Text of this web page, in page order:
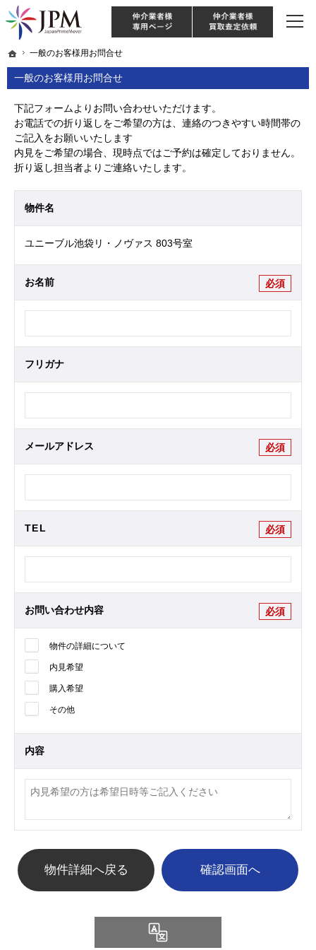
ホーム
一般のお客様用お問合せ
一般のお客様用お問合せ
東京・神奈川・埼玉・千葉のリノベーション住宅や中古マンションを手がける会
【物件買取強化中！】リノベーション住宅・不動産・中古マンションならJPM
下記フォームよりお問い合わせいただけます。
お電話での折り返しをご希望の方は、連絡のつきやすい時間帯の
ご記入をお願いいたします
内見をご希望の場合、現時点ではご予約は確定しておりません。
折り返し担当者よりご連絡いたします。
物件名
ユニーブル池袋リ・ノヴァス 803号室
お名前 必須
フリガナ
メールアドレス 必須
TEL 必須
お問い合わせ内容 必須
物件の詳細について
内見希望
購入希望
その他
内容
物件詳細へ戻る
ホーム
一般のお客様用お問合せ